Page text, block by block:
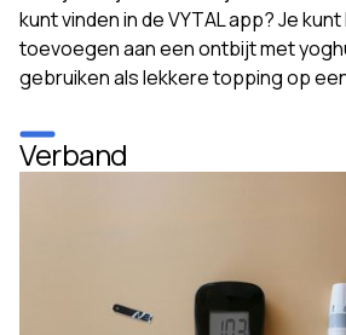
kunt vinden in de VYTAL app? Je
toevoegen aan een ontbijt met
gebruiken als lekkere topping op
Verband